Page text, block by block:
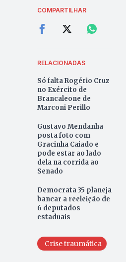
COMPARTILHAR
RELACIONADAS
Só falta Rogério Cruz
no Exército de
Brancaleone de
Marconi Perillo
Gustavo Mendanha
posta foto com
Gracinha Caiado e
pode estar ao lado
dela na corrida ao
Senado
Democrata 35 planeja
bancar a reeleição de
6 deputados
estaduais
Crise traumática